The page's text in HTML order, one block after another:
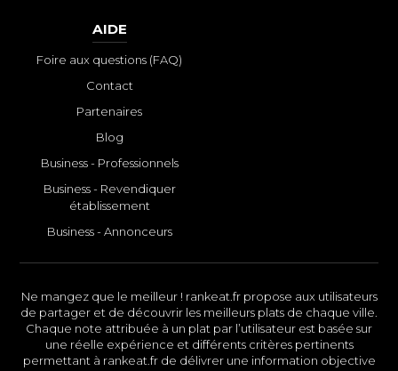
AIDE
Foire aux questions (FAQ)
Contact
Partenaires
Blog
Business - Professionnels
Business - Revendiquer
établissement
Business - Annonceurs
Ne mangez que le meilleur ! rankeat.fr propose aux utilisateurs
de partager et de découvrir les meilleurs plats de chaque ville.
Chaque note attribuée à un plat par l’utilisateur est basée sur
une réelle expérience et différents critères pertinents
permettant à rankeat.fr de délivrer une information objective